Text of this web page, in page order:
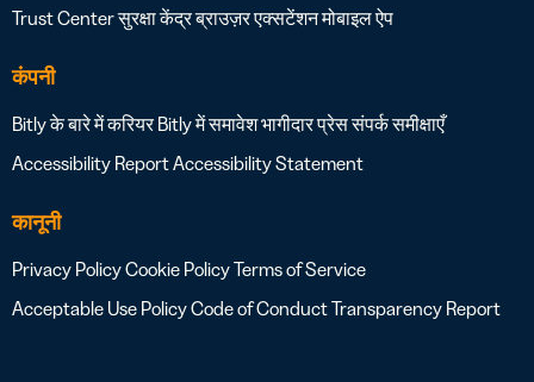
Trust Centerसुरक्षा केंद्रब्राउज़र एक्सटेंशनमोबाइल ऐप
कंपनी
Bitly के बारे मेंकरियर Bitly में समावेशभागीदारप्रेससंपर्कसमीक्षाएँ
Accessibility ReportAccessibility Statement
कानूनी
Privacy PolicyCookie PolicyTerms of Service
Acceptable Use PolicyCode of ConductTransparency Report